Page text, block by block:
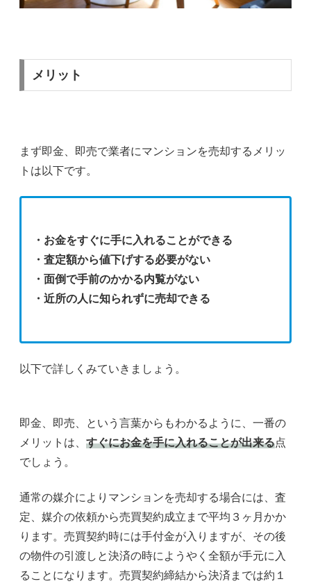
メリット
まず即金、即売で業者にマンションを売却するメリッ
トは以下です。
・お金をすぐに手に入れることができる
・査定額から値下げする必要がない
・面倒で手前のかかる内覧がない
・近所の人に知られずに売却できる
以下で詳しくみていきましょう。
即金、即売、という言葉からもわかるように、一番の
メリットは、 すぐにお金を手に入れることが出来る点
でしょう。
通常の媒介によりマンションを売却する場合には、査
定、媒介の依頼から売買契約成立まで平均３ヶ月かか
ります。売買契約時には手付金が入りますが、その後
の物件の引渡しと決済の時にようやく全額が手元に入
ることになります。売買契約締結から決済までは約１